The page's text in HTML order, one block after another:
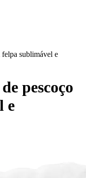
felpa sublimável e
pescoço
e